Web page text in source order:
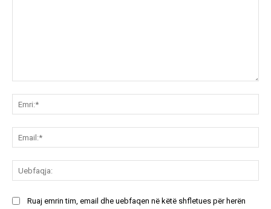
Ruaj emrin tim, email dhe uebfaqen në këtë shfletues për herën